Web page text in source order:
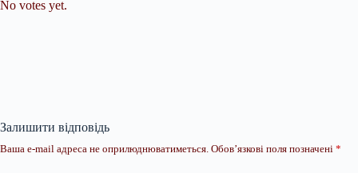
No votes yet.
Залишити відповідь
Ваша e-mail адреса не оприлюднюватиметься. Обов’язкові поля позначені *